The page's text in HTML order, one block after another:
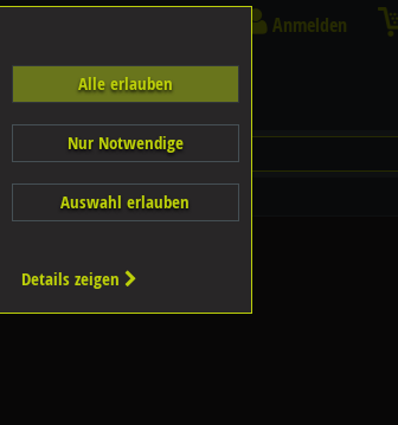
Anmelden
Alle erlauben
Nur Notwendige
Auswahl erlauben
Details zeigen